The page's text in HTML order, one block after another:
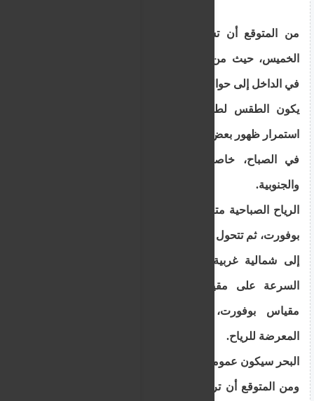
من المتوقع أن تشهد قبرص يومًا حارًا للغاية يوم
الخميس، حيث من المتوقع أن تصل درجات الحرارة
في الداخل إلى حوالي 41 درجة مئوية.
يكون الطقس لطيفا في معظمه، على الرغم من
استمرار ظهور بعض الضباب والسحب المنخفضة محليا
في الصباح، خاصة على طول السواحل الشرقية
والجنوبية.
الرياح الصباحية متغيرة وخفيفة السرعة على مقياس
بوفورت، ثم تتحول تدريجيًا بعد الظهر إلى جنوبية غربية
إلى شمالية غربية في الغالب، خفيفة إلى معتدلة
السرعة على مقياس بوفورت، وقوية أحيانًا على
مقياس بوفورت، على طول المناطق الساحلية
المعرضة للرياح.
البحر سيكون عموما هادئا إلى خفيف الموج.